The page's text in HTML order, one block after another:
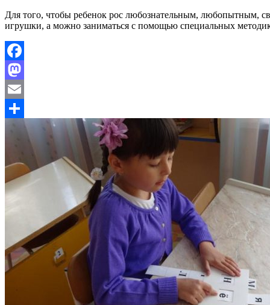
Для того, чтобы ребенок рос любознательным, любопытным,
игрушки, а можно заниматься с помощью специальных
Facebook
Mastodon
Email
Отправить